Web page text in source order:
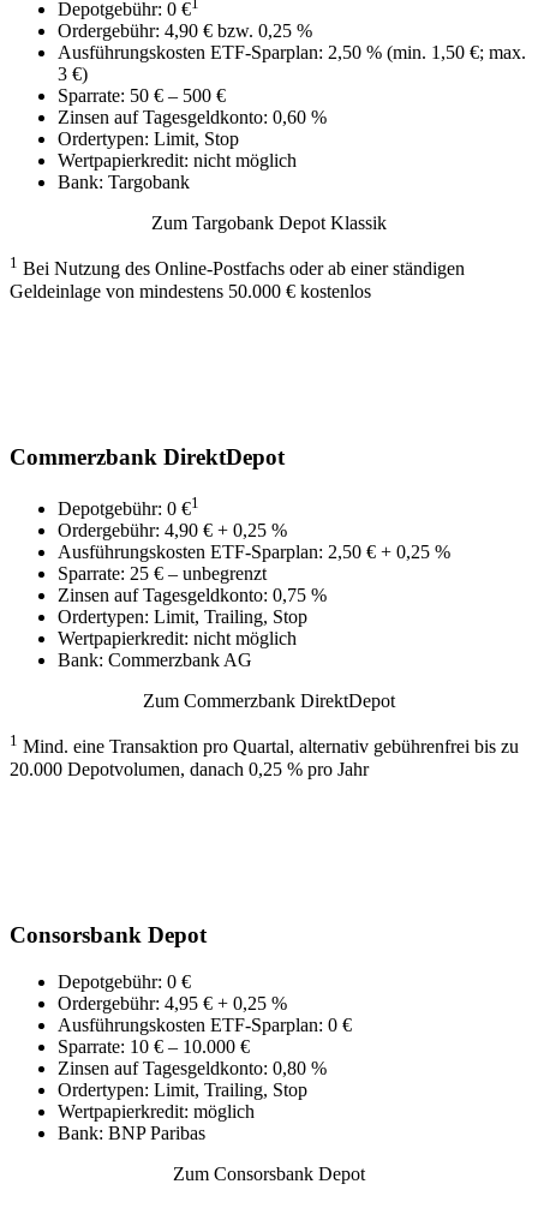
Depotgebühr: 0 €
Ordergebühr: 4,90 € bzw. 0,25 %
Ausführungskosten ETF-Sparplan: 2,50 % (min. 1,50 €; max.
3 €)
Sparrate: 50 € – 500 €
Zinsen auf Tagesgeldkonto: 0,60 %
Ordertypen: Limit, Stop
Wertpapierkredit: nicht möglich
Bank: Targobank
Zum Targobank Depot Klassik
1 Bei Nutzung des Online-Postfachs oder ab einer ständigen
Geldeinlage von mindestens 50.000 € kostenlos
Commerzbank DirektDepot
Depotgebühr: 0 €1
Ordergebühr: 4,90 € + 0,25 %
Ausführungskosten ETF-Sparplan: 2,50 € + 0,25 %
Sparrate: 25 € – unbegrenzt
Zinsen auf Tagesgeldkonto: 0,75 %
Ordertypen: Limit, Trailing, Stop
Wertpapierkredit: nicht möglich
Bank: Commerzbank AG
Zum Commerzbank DirektDepot
1 Mind. eine Transaktion pro Quartal, alternativ gebührenfrei bis zu
20.000 Depotvolumen, danach 0,25 % pro Jahr
Consorsbank Depot
Depotgebühr: 0 €
Ordergebühr: 4,95 € + 0,25 %
Ausführungskosten ETF-Sparplan: 0 €
Sparrate: 10 € – 10.000 €
Zinsen auf Tagesgeldkonto: 0,80 %
Ordertypen: Limit, Trailing, Stop
Wertpapierkredit: möglich
Bank: BNP Paribas
Zum Consorsbank Depot